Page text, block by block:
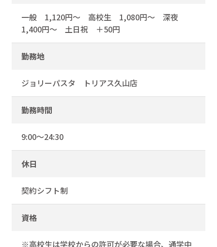
一般 1,120円～ 高校生 1,080円～ 深夜
1,400円～ 土日祝 ＋50円
勤務地
ジョリーパスタ トリアス久山店
勤務時間
9:00～24:30
休日
契約シフト制
資格
※高校生は学校からの許可が必要な場合、通学中